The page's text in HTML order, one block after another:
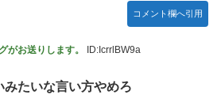
コメント欄へ引用
がお送りします。 ID:IcrrlBW9a
みたいな言い方やめろ